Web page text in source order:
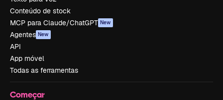
Conteúdo de stock
MCP para Claude/ChatGPT New
Agentes New
API
App móvel
Todas as ferramentas
Começar